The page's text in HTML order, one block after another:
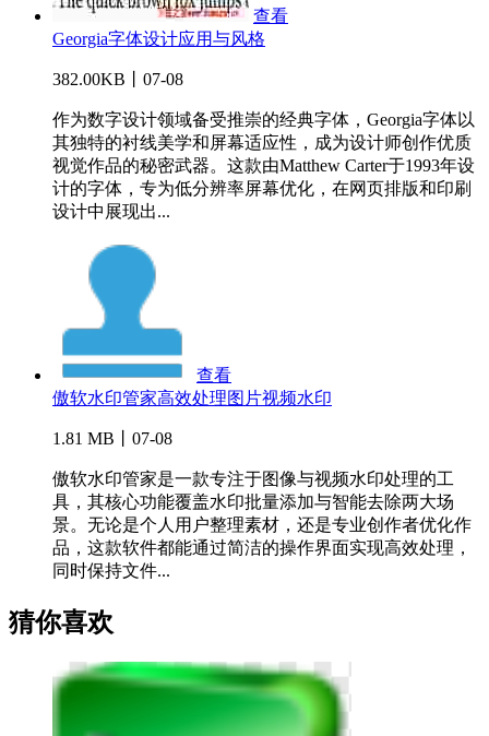
查看
Georgia字体设计应用与风格
382.00KB丨07-08
作为数字设计领域备受推崇的经典字体，Georgia字体以
其独特的衬线美学和屏幕适应性，成为设计师创作优质
视觉作品的秘密武器。这款由Matthew Carter于1993年设
计的字体，专为低分辨率屏幕优化，在网页排版和印刷
设计中展现出...
查看
傲软水印管家高效处理图片视频水印
1.81 MB丨07-08
傲软水印管家是一款专注于图像与视频水印处理的工
具，其核心功能覆盖水印批量添加与智能去除两大场
景。无论是个人用户整理素材，还是专业创作者优化作
品，这款软件都能通过简洁的操作界面实现高效处理，
同时保持文件...
猜你喜欢